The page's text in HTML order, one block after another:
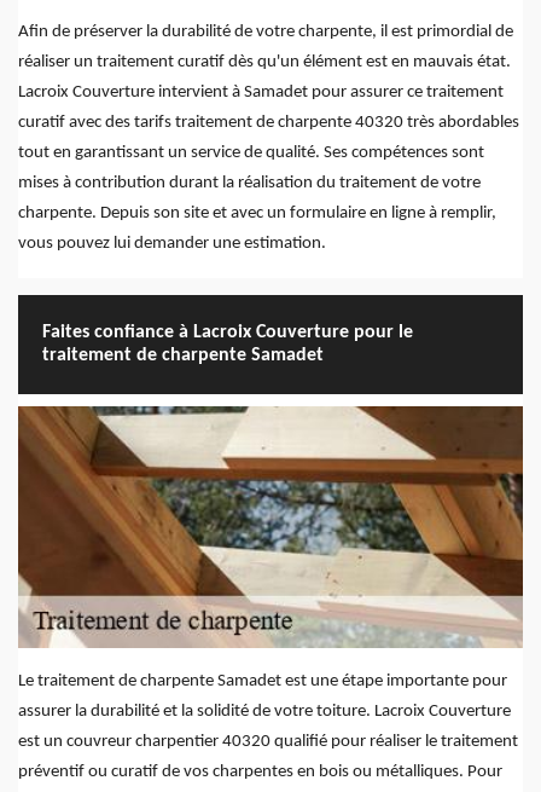
Afin de préserver la durabilité de votre charpente, il est primordial de
réaliser un traitement curatif dès qu'un élément est en mauvais état.
Lacroix Couverture intervient à Samadet pour assurer ce traitement
curatif avec des tarifs traitement de charpente 40320 très abordables
tout en garantissant un service de qualité. Ses compétences sont
mises à contribution durant la réalisation du traitement de votre
charpente. Depuis son site et avec un formulaire en ligne à remplir,
vous pouvez lui demander une estimation.
Faites confiance à Lacroix Couverture pour le
traitement de charpente Samadet
Le traitement de charpente Samadet est une étape importante pour
assurer la durabilité et la solidité de votre toiture. Lacroix Couverture
est un couvreur charpentier 40320 qualifié pour réaliser le traitement
préventif ou curatif de vos charpentes en bois ou métalliques. Pour